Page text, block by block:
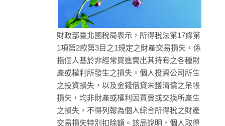
財政部臺北國稅局表示，所得稅法第17條第
1項第2款第3目之1規定之財產交易損失，係
指個人基於非經常買進賣出其持有之各種財
產或權利所發生之損失。個人投資公司所生
之投資損失，以及金錢借貸未獲清償之呆帳
損失，均非財產或權利因買賣或交換所產生
之損失，不得列報為個人綜合所得稅之財產
交易損失特別扣除額。該局說明，個人取得